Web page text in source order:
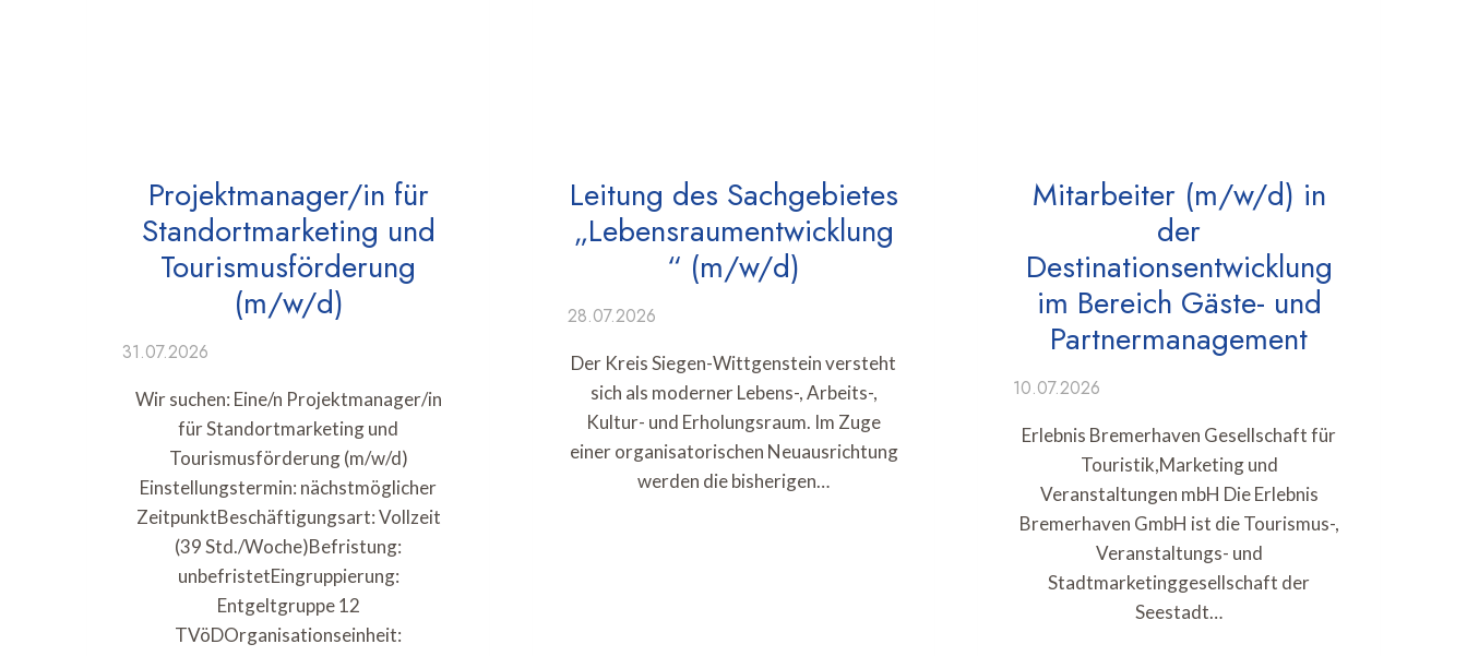
Projektmanager/in für
Standortmarketing und
Tourismusförderung
(m/w/d)
31.07.2026
Wir suchen: Eine/n Projektmanager/in
für Standortmarketing und
Tourismusförderung (m/w/d)
Einstellungstermin: nächstmöglicher
ZeitpunktBeschäftigungsart: Vollzeit
(39 Std./Woche)Befristung:
unbefristetEingruppierung:
Entgeltgruppe 12
TVöDOrganisationseinheit:
Leitung des Sachgebietes
„Lebensraumentwicklung
“ (m/w/d)
28.07.2026
Der Kreis Siegen-Wittgenstein versteht
sich als moderner Lebens-, Arbeits-,
Kultur- und Erholungsraum. Im Zuge
einer organisatorischen Neuausrichtung
werden die bisherigen…
Mitarbeiter (m/w/d) in
der
Destinationsentwicklung
im Bereich Gäste- und
Partnermanagement
10.07.2026
Erlebnis Bremerhaven Gesellschaft für
Touristik,Marketing und
Veranstaltungen mbH Die Erlebnis
Bremerhaven GmbH ist die Tourismus-,
Veranstaltungs- und
Stadtmarketinggesellschaft der
Seestadt…